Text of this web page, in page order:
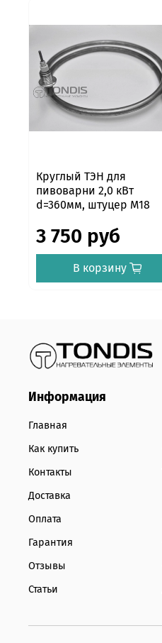
Круглый ТЭН для
пивоварни 2,0 кВт
d=360мм, штуцер М18
3 750 руб
В корзину
Информация
Главная
Как купить
Контакты
Доставка
Оплата
Гарантия
Отзывы
Статьи